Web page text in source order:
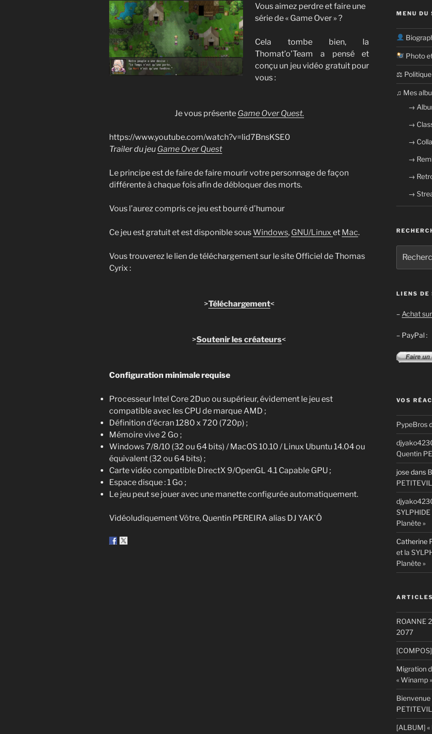
Vous aimez perdre et faire une
série de « Game Over » ?
Cela tombe bien, la
Thomat’o’Team
a pensé et
conçu un jeu vidéo gratuit pour
vous :
Je vous présente Game Over Quest.
https://www.youtube.com/watch?v=lid7BnsKSE0
Trailer du jeu Game Over Quest
Le principe est de faire de faire mourir votre personnage de façon
différente à chaque fois afin de débloquer des morts.
Vous l’aurez compris ce jeu est bourré d’humour
Ce jeu est gratuit et est disponible sousWindows, GNU/Linux et Mac.
Vous trouverez le lien de téléchargement sur le site Officiel de Thomas
Cyrix :
>Téléchargement<
>Soutenir les créateurs<
Configuration minimale requise
Processeur Intel Core 2Duo ou supérieur, évidement le jeu est
compatible avec les CPU de marque AMD ;
Définition d’écran 1280 x 720 (720p) ;
Mémoire vive 2 Go ;
Windows 7/8/10 (32 ou 64 bits) / MacOS 10.10 / Linux Ubuntu 14.04 ou
équivalent (32 ou 64 bits) ;
Carte vidéo compatible DirectX 9/OpenGL 4.1 Capable GPU ;
Espace disque : 1 Go ;
Le jeu peut se jouer avec une manette configurée automatiquement.
Vidéoludiquement Vôtre, Quentin PEREIRA alias DJ YAK’Ô
MENU DU
Photo
⚖ Politique
​​♫ Mes
→
→
→
→
→
→
pour
:
LIENS DE
– Achat
– PayPal :
VOS
PypeBros
Quentin
josedans
Planète »
Catherine
et la
Planète »
ROANNE
2077
Migration
« Winamp »
Bienvenue
[ALBUM] «